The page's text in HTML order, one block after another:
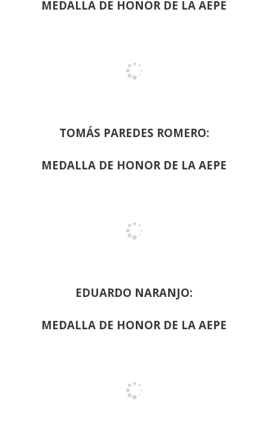
MEDALLA DE HONOR DE LA AEPE
TOMÁS PAREDES ROMERO:
MEDALLA DE HONOR DE LA AEPE
EDUARDO NARANJO:
MEDALLA DE HONOR DE LA AEPE